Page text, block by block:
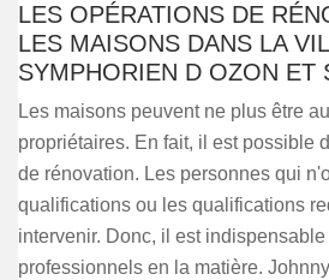
LES OPÉRATIONS DE
LES MAISONS DANS LA
SYMPHORIEN D OZON ET
Les maisons peuvent ne plus être
propriétaires. En fait, il est possible
de rénovation. Les personnes qui
qualifications ou les qualifications
intervenir. Donc, il est
professionnels en la matière.